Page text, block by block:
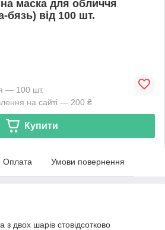
маска для обличчя
бязь) від 100 шт.
— 100 шт.
на сайті — 200 ₴
Купити
Оплата Умови повернення
з двох шарів стовідсотково